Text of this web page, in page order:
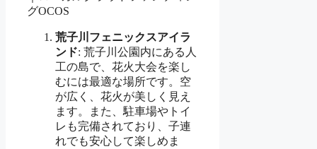
荒子川フェニックスアイラ
ンド: 荒子川公園内にある人
工の島で、花火大会を楽し
むには最適な場所です。空
が広く、花火が美しく見え
ます。また、駐車場やトイ
レも完備されており、子連
れでも安心して楽しめま